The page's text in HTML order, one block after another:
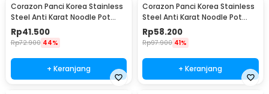
Corazon Panci Korea Stainless
Steel Anti Karat Noodle Pot
21cm - KC0408
Rp41.500
Rp72.900 44%
+ Keranjang
Corazon Panci Korea Stainless
Steel Anti Karat Noodle Pot
25cm - KC0408
Rp58.200
Rp97.900 41%
+ Keranjang